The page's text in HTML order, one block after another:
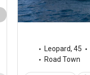
Leopard, 45
Road Town